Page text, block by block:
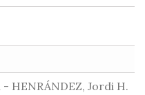
- HENRÁNDEZ, Jordi H.